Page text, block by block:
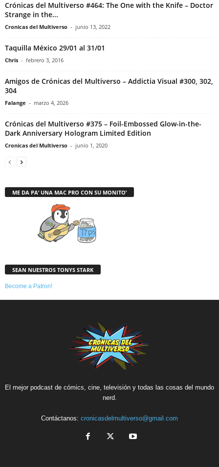
Crónicas del Multiverso #464: The One with the Knife – Doctor
Strange in the...
Cronicas del Multiverso - junio 13, 2022
Taquilla México 29/01 al 31/01
Chris - febrero 3, 2016
Amigos de Crónicas del Multiverso – Addictia Visual #300, 302,
304
Falange - marzo 4, 2026
Crónicas del Multiverso #375 – Foil-Embossed Glow-in-the-
Dark Anniversary Hologram Limited Edition
Cronicas del Multiverso - junio 1, 2020
ME DA PA’ UNA MAC PRO CON SU MONITO’
SEAN NUESTROS TONYS STARK
Become a Patron!
El mejor podcast de cómics, cine, televisión y todas las cosas del mundo
nerd.
Contáctanos: cronicasdelmultiverso@gmail.com